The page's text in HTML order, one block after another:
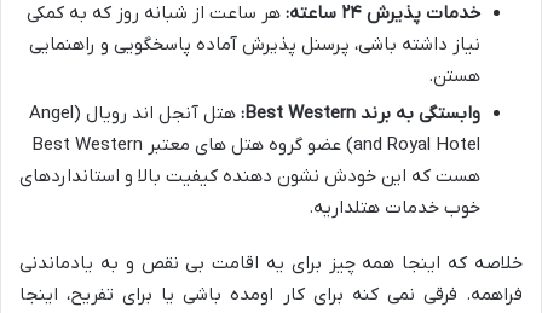
خدمات پذیرش ۲۴ ساعته:
هر ساعت از شبانه روز که به کمکی
نیاز داشته باشی، پرسنل پذیرش آماده پاسخگویی و راهنمایی
هستن.
وابستگی به برند Best Western:
هتل آنجل اند رویال (Angel
and Royal Hotel) عضو گروه هتل های معتبر Best Western
هست که این خودش نشون دهنده کیفیت بالا و استانداردهای
خوب خدمات هتلداریه.
خلاصه که اینجا همه چیز برای یه اقامت بی نقص و به یادماندنی
فراهمه. فرقی نمی کنه برای کار اومده باشی یا برای تفریح، اینجا